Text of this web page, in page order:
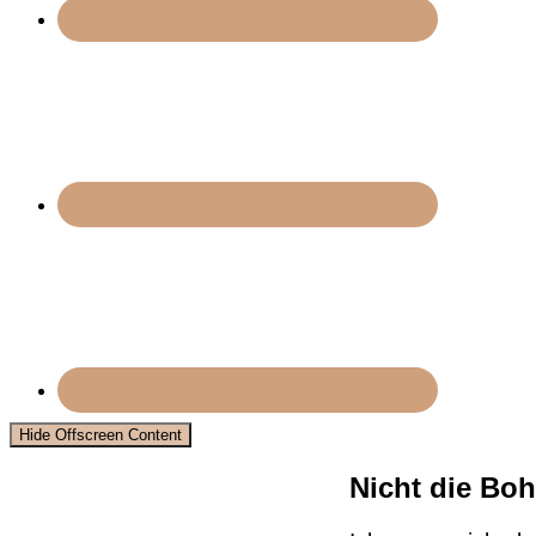
Hide Offscreen Content
Nicht die